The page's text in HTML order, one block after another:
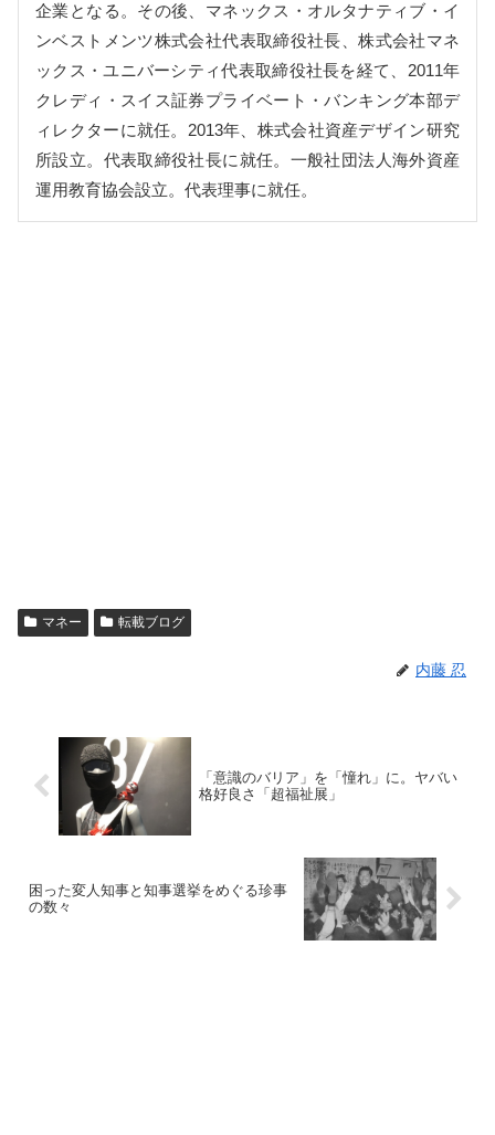
企業となる。その後、マネックス・オルタナティブ・イ
ンベストメンツ株式会社代表取締役社長、株式会社マネ
ックス・ユニバーシティ代表取締役社長を経て、2011年
クレディ・スイス証券プライベート・バンキング本部デ
ィレクターに就任。2013年、株式会社資産デザイン研究
所設立。代表取締役社長に就任。一般社団法人海外資産
運用教育協会設立。代表理事に就任。
マネー 転載ブログ
内藤 忍
「意識のバリア」を「憧れ」に。ヤバい
格好良さ「超福祉展」
困った変人知事と知事選挙をめぐる珍事
の数々